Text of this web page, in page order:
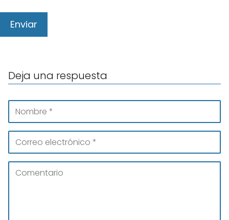
Deja una respuesta